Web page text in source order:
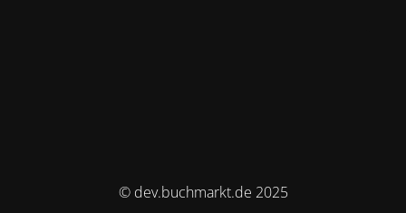
© dev.buchmarkt.de 2025